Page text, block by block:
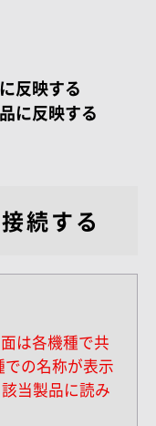
反映する
に反映する
続する
は各機種で共
の名称が表示
当製品に読み